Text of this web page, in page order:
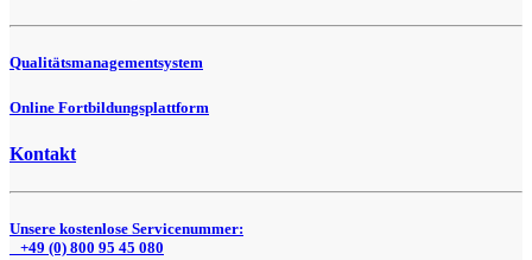
Qualitätsmanagementsystem
Online Fortbildungsplattform
Kontakt
Unsere kostenlose Servicenummer:
+49 (0) 800 95 45 080